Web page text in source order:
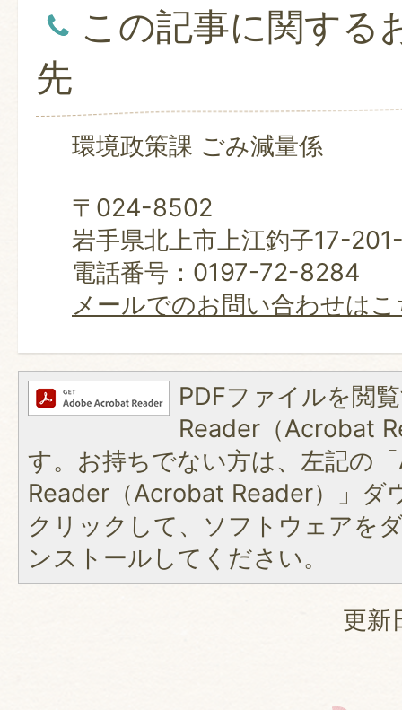
この記事に関する
先
環境政策課 ごみ減量係
〒024-8502
岩手県北上市上江釣子17-
電話番号：0197-72-8284
メールでのお問い合わせは
PDFファイルを閲
Reader（Acrobat
す。お持ちでない方は、左記の
Reader（Acrobat Reader）」ダ
クリックして、ソフトウェアを
ンストールしてください。
更新